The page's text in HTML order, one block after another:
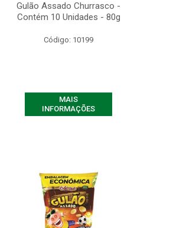
Gulão Assado Churrasco -
Contém 10 Unidades - 80g
Código: 10199
MAIS
INFORMAÇÕES